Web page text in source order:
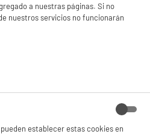
Cafetera Nespresso
a nuestras páginas. Si no
nuestros servicios no funcionarán
establecer estas cookies en